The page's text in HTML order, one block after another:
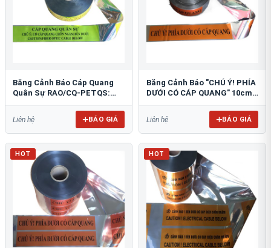
Băng Cảnh Báo Cáp Quang
Quân Sự RAO/CQ-PETQS:
Liên hệ BÁO GIÁ
Băng Cảnh Báo "CHÚ Ý! PHÍA
DƯỚI CÓ CÁP QUANG" 10cm:
Liên hệ BÁO GIÁ
HOT HOT